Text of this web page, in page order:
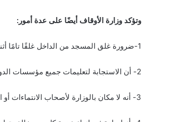
وتؤكد وزارة الأوقاف أيضًا على عدة أمور:
1-ضرورة غلق المسجد من الداخل غلقًا تامًا أثناء رفع الأذان.
2- أن الاستجابة لتعليمات جميع مؤسسات الدولة واجب شرعي ووطني وإنساني.
3- أنه لا مكان بالوزارة لأصحاب الانتماءات أو المغيبين عن الواقع.